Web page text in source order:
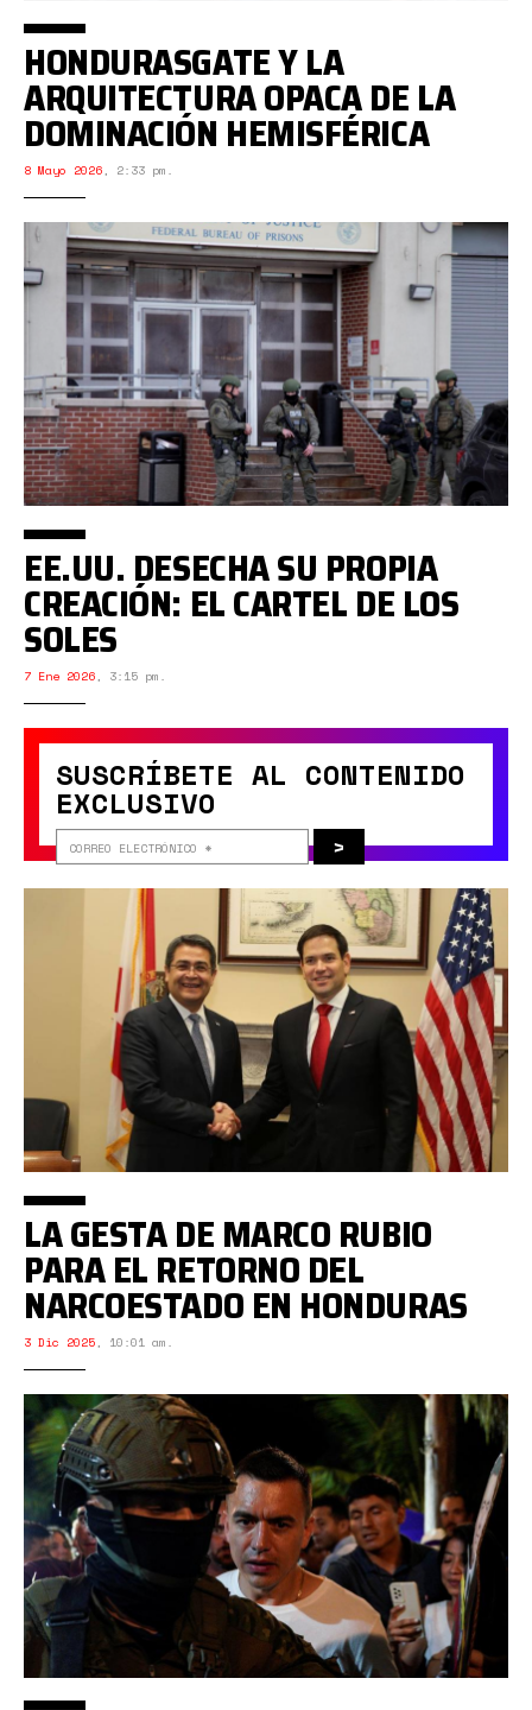
HONDURASGATE Y LA
ARQUITECTURA OPACA DE LA
DOMINACIÓN HEMISFÉRICA
8 Mayo 2026, 2:33 pm.
SUSCRÍBETE AL CONTENIDO
EXCLUSIVO
>
EE.UU. DESECHA SU PROPIA
CREACIÓN: EL CARTEL DE LOS
SOLES
7 Ene 2026, 3:15 pm.
LA GESTA DE MARCO RUBIO
PARA EL RETORNO DEL
NARCOESTADO EN HONDURAS
3 Dic 2025, 10:01 am.